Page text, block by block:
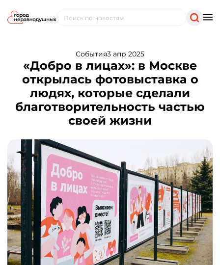
События3 апр 2025
«Добро в лицах»: в Москве
открылась фотовыставка о
людях, которые сделали
благотворительность частью
своей жизни